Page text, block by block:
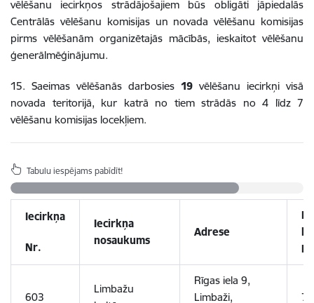
vēlēšanu iecirkņos strādājošajiem būs obligāti jāpiedalās
Centrālās vēlēšanu komisijas un novada vēlēšanu komisijas
pirms vēlēšanām organizētajās mācībās, ieskaitot vēlēšanu
ģenerālmēģinājumu.
15. Saeimas vēlēšanās darbosies 19 vēlēšanu iecirkņi visā
novada teritorijā, kur katrā no tiem strādās no 4 līdz 7
vēlēšanu komisijas locekļiem.
Tabulu iespējams pabīdīt!
Iecirkņa
Nr.
Iecirkņa
nosaukums
Adrese
603
Limbažu
Rīgas iela 9,
Limbaži,
7